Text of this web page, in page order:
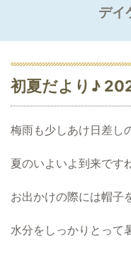
デイ
初夏だより♪
梅雨も少しあけ日差し
夏のいよいよ到来です
お出かけの際には帽子
水分をしっかりとって